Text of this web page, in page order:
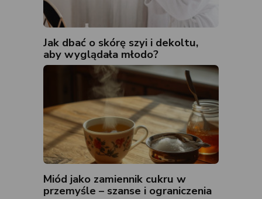
Jak dbać o skórę szyi i dekoltu,
aby wyglądała młodo?
Miód jako zamiennik cukru w
przemyśle – szanse i ograniczenia